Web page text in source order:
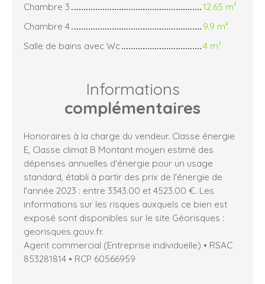
Chambre 3
12.65 m²
Chambre 4
9.9 m²
Salle de bains avec Wc
4 m²
Informations
complémentaires
Honoraires à la charge du vendeur. Classe énergie
E, Classe climat B Montant moyen estimé des
dépenses annuelles d'énergie pour un usage
standard, établi à partir des prix de l'énergie de
l'année 2023 : entre 3343.00 et 4523.00 €. Les
informations sur les risques auxquels ce bien est
exposé sont disponibles sur le site Géorisques :
georisques.gouv.fr.
Agent commercial (Entreprise individuelle) • RSAC
853281814 • RCP 60566959